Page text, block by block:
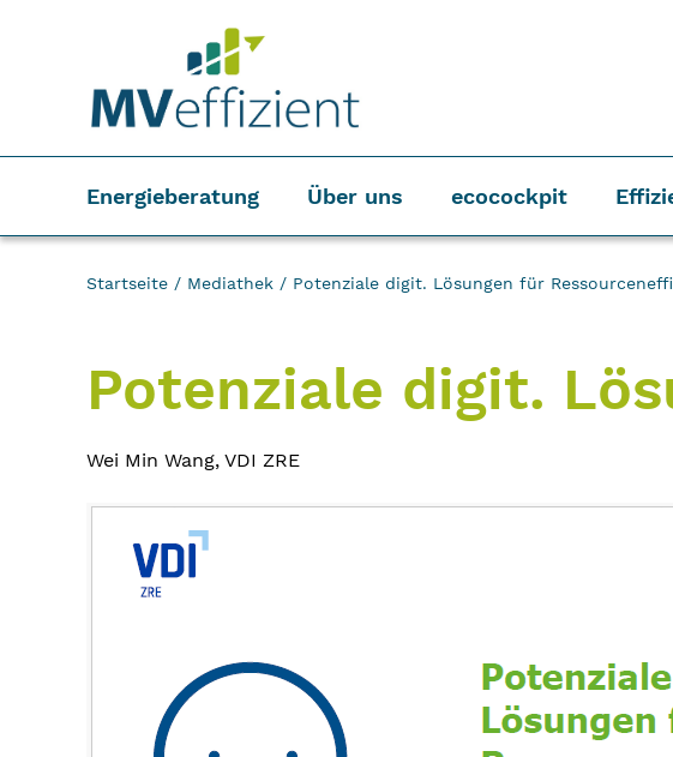
Energieberatung Über uns ecocockpit
Startseite / Mediathek / Potenziale digit. Lösungen für
Potenziale digit.
Wei Min Wang, VDI ZRE